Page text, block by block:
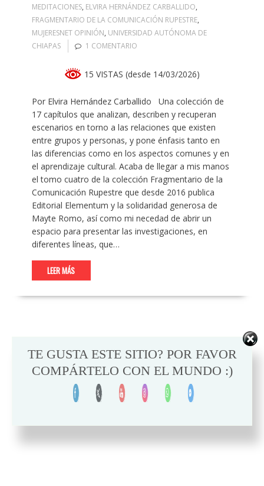
MEDITACIONES, ELVIRA HERNÁNDEZ CARBALLIDO,
FRAGMENTARIO DE LA COMUNICACIÓN RUPESTRE,
MUJERESNET OPINIÓN, UNIVERSIDAD AUTÓNOMA DE
CHIAPAS
1 COMENTARIO
15 VISTAS (desde 14/03/2026)
Por Elvira Hernández Carballido Una colección de
17 capítulos que analizan, describen y recuperan
escenarios en torno a las relaciones que existen
entre grupos y personas, y pone énfasis tanto en
las diferencias como en los aspectos comunes y en
el aprendizaje cultural. Acaba de llegar a mis manos
el tomo cuatro de la colección Fragmentario de la
Comunicación Rupestre que desde 2016 publica
Editorial Elementum y la solidaridad generosa de
Mayte Romo, así como mi necedad de abrir un
espacio para presentar las investigaciones, en
diferentes líneas, que…
LEER MÁS
TE GUSTA ESTE SITIO? POR FAVOR
COMPÁRTELO CON EL MUNDO :)